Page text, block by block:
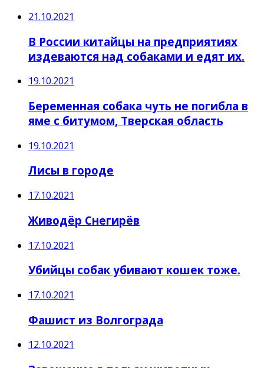
21.10.2021
В России китайцы на предприятиях
издеваются над собаками и едят их.
19.10.2021
Беременная собака чуть не погибла в
яме с битумом, Тверская область
19.10.2021
Лисы в городе
17.10.2021
Живодёр Снегирёв
17.10.2021
Убийцы собак убивают кошек тоже.
17.10.2021
Фашист из Волгограда
12.10.2021